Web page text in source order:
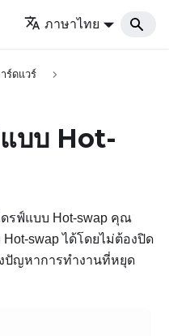
ภาษาไทย
ร์ดแวร์
บบ Hot-
รฟ์แบบ Hot-swap คุณ
swap ได้โดยไม่ต้องปิด
ปัญหาการทำงานที่หยุด